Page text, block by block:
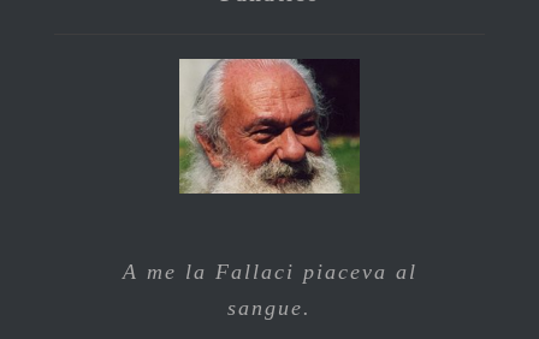
A me la Fallaci piaceva al
sangue.